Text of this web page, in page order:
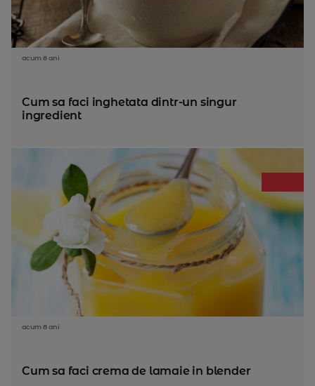
acum 8 ani
Cum sa faci inghetata dintr-un singur
ingredient
acum 8 ani
Cum sa faci crema de lamaie in blender